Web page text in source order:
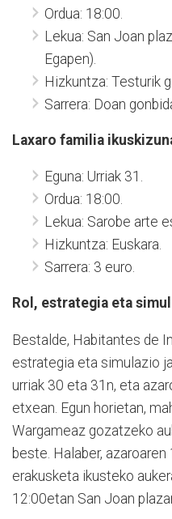
Ordua: 18:00.
Lekua: San Joan
Egapen).
Hizkuntza: Testurik
Sarrera: Doan
Laxaro familia
Eguna: Urriak 31.
Ordua: 18:00.
Lekua: Sarobe arte
Hizkuntza: Euskara.
Sarrera: 3 euro.
Rol, estrategia eta
Bestalde, Habitantes de
estrategia eta simulazio
urriak 30 eta 31n, eta
etxean. Egun horietan,
Wargameaz gozatzeko
beste. Halaber,
erakusketa ikusteko
12:00etan San Joan